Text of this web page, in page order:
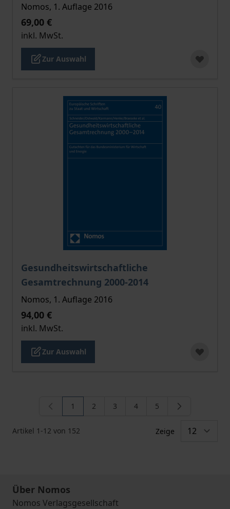
Nomos, 1. Auflage 2016
69,00 €
inkl. MwSt.
Zur Auswahl
Gesundheitswirtschaftliche
Gesamtrechnung 2000-2014
Der Preis dieses Titels richtet sich nach der
Nomos, 1. Auflage 2016
94,00 €
inkl. MwSt.
Zur Auswahl
Artikel 1 -12 von 152
Sie lesen gerade die Seite
1 Seite
2 Seite
3 Seite
4 Seite
5
Zeige
Über Nomos
Nomos Verlagsgesellschaft